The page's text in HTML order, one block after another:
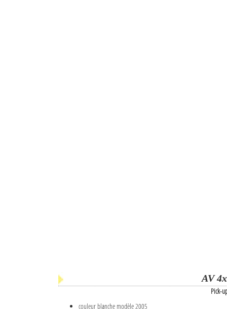
AV
Pick-
couleur blanche modèle 2005